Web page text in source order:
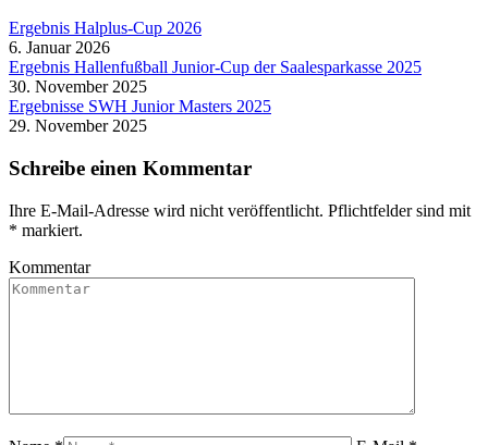
Ergebnis Halplus-Cup 2026
6. Januar 2026
Ergebnis Hallenfußball Junior-Cup der Saalesparkasse 2025
30. November 2025
Ergebnisse SWH Junior Masters 2025
29. November 2025
Schreibe einen Kommentar
Ihre E-Mail-Adresse wird nicht veröffentlicht. Pflichtfelder sind mit
* markiert.
Kommentar